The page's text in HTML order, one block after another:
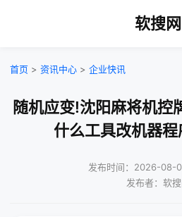
软搜网
首页 > 资讯中心 > 企业快讯
随机应变!沈阳麻将机控
什么工具改机器
发布时间：2026-08-
发布者：软